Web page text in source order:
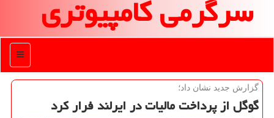
سرگرمی كامپیوتری
منو
گزارش جدید نشان داد؛
گوگل از پرداخت مالیات در ایرلند فرار كرد